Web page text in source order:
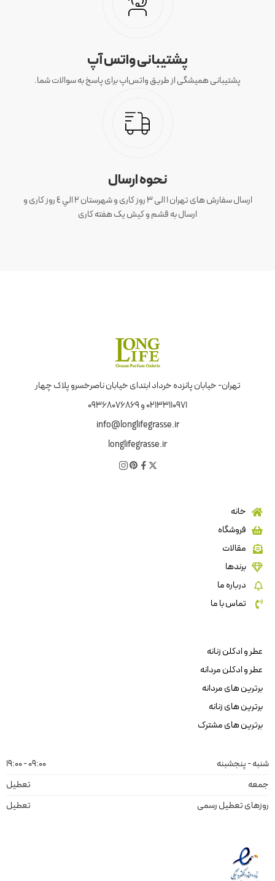
پشتیبانی واتس آپ
پشتیبانی همیشگی از طریق واتس‌اپ برای پاسخ به سوالات شما.
نحوه ارسال
ارسال سفارش های تهران 1 الی 3 روز کاری و شهرستان ٢ الي ٤ روز کاری و
ارسال به قشم و کیش یک هفته کاری
تهران- خیابان پانزده خرداد ابتدای خیابان ناصرخسرو پلاک چهار
02133110971 و 09368076869
info@longlifegrasse.ir
longlifegrasse.ir
خانه
فروشگاه
مقالات
برندها
درباره ما
تماس با ما
عطر و ادکلن زنانه
عطر و ادکلن مردانه
برترین های مردانه
برترین های زنانه
برترین های مشترک
شنبه - پنجشبنه
09:00 - 19:00
جمعه
تعطیل
روزهای تعطیل رسمی
تعطیل